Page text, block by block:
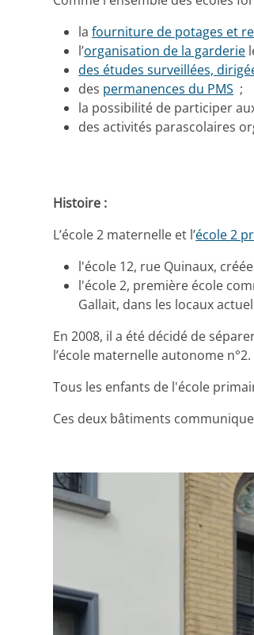
lafourniture de potages et
l’organisation de la garderie
des études surveillées,
des permanences du PMS ;
la possibilité de participer
des activités parascolaires
Histoire :
L’école 2 maternelle et l’école 2
l'école 12, rue Quinaux,
l'école 2, première école
Gallait, dans les locaux
En 2008, il a été décidé de
l’école maternelle autonome n°2.
Tous les enfants de l'école
Ces deux bâtiments